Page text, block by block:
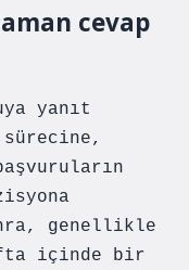
cevap
yanıt
genellikle
içinde bir